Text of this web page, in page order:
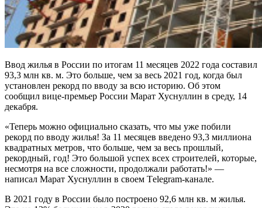
Ввод жилья в России по итогам 11 месяцев 2022 года составил
93,3 млн кв. м. Это больше, чем за весь 2021 год, когда был
установлен рекорд по вводу за всю историю. Об этом
сообщил вице-премьер России Марат Хуснуллин в среду, 14
декабря.
«Теперь можно официально сказать, что мы уже побили
рекорд по вводу жилья! За 11 месяцев введено 93,3 миллиона
квадратных метров, что больше, чем за весь прошлый,
рекордный, год! Это большой успех всех строителей, которые,
несмотря на все сложности, продолжали работать!» —
написал Марат Хуснуллин в своем Тelegram-канале.
В 2021 году в России было построено 92,6 млн кв. м жилья.